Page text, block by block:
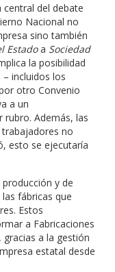
del debate
Nacional no
sino también
Estadoa Sociedad
la posibilidad
incluidos los
otro Convenio
a un
Además, las
no
esto se ejecutaría
y de
fábricas que
Estos
a Fabricaciones
a la gestión
estatal desde